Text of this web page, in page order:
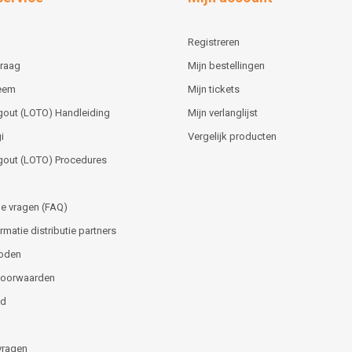
(LOTO) Handleiding
(LOTO) Procedures
vragen (FAQ)
distributie partners
Registreren
Mijn bestellingen
Mijn tickets
Mijn verlanglijst
Vergelijk producten